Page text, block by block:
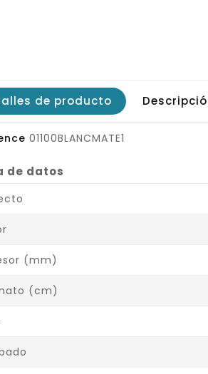
de producto
01100BLANCMATE1
de datos
(mm)
(cm)